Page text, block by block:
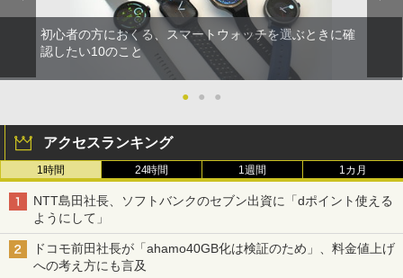
初心者の方におくる、スマートウォッチを選ぶときに確
認したい10のこと
● ● ●
アクセスランキング
1時間 24時間 1週間 1カ月
NTT島田社長、ソフトバンクのセブン出資に「dポイント使える
ようにして」
ドコモ前田社長が「ahamo40GB化は検証のため」、料金値上げ
への考え方にも言及